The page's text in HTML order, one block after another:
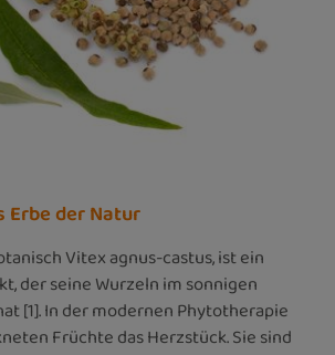
Erbe der Natur
Vitex agnus-castus, ist ein
der seine Wurzeln im sonnigen
[1]. In der modernen Phytotherapie
Früchte das Herzstück. Sie sind